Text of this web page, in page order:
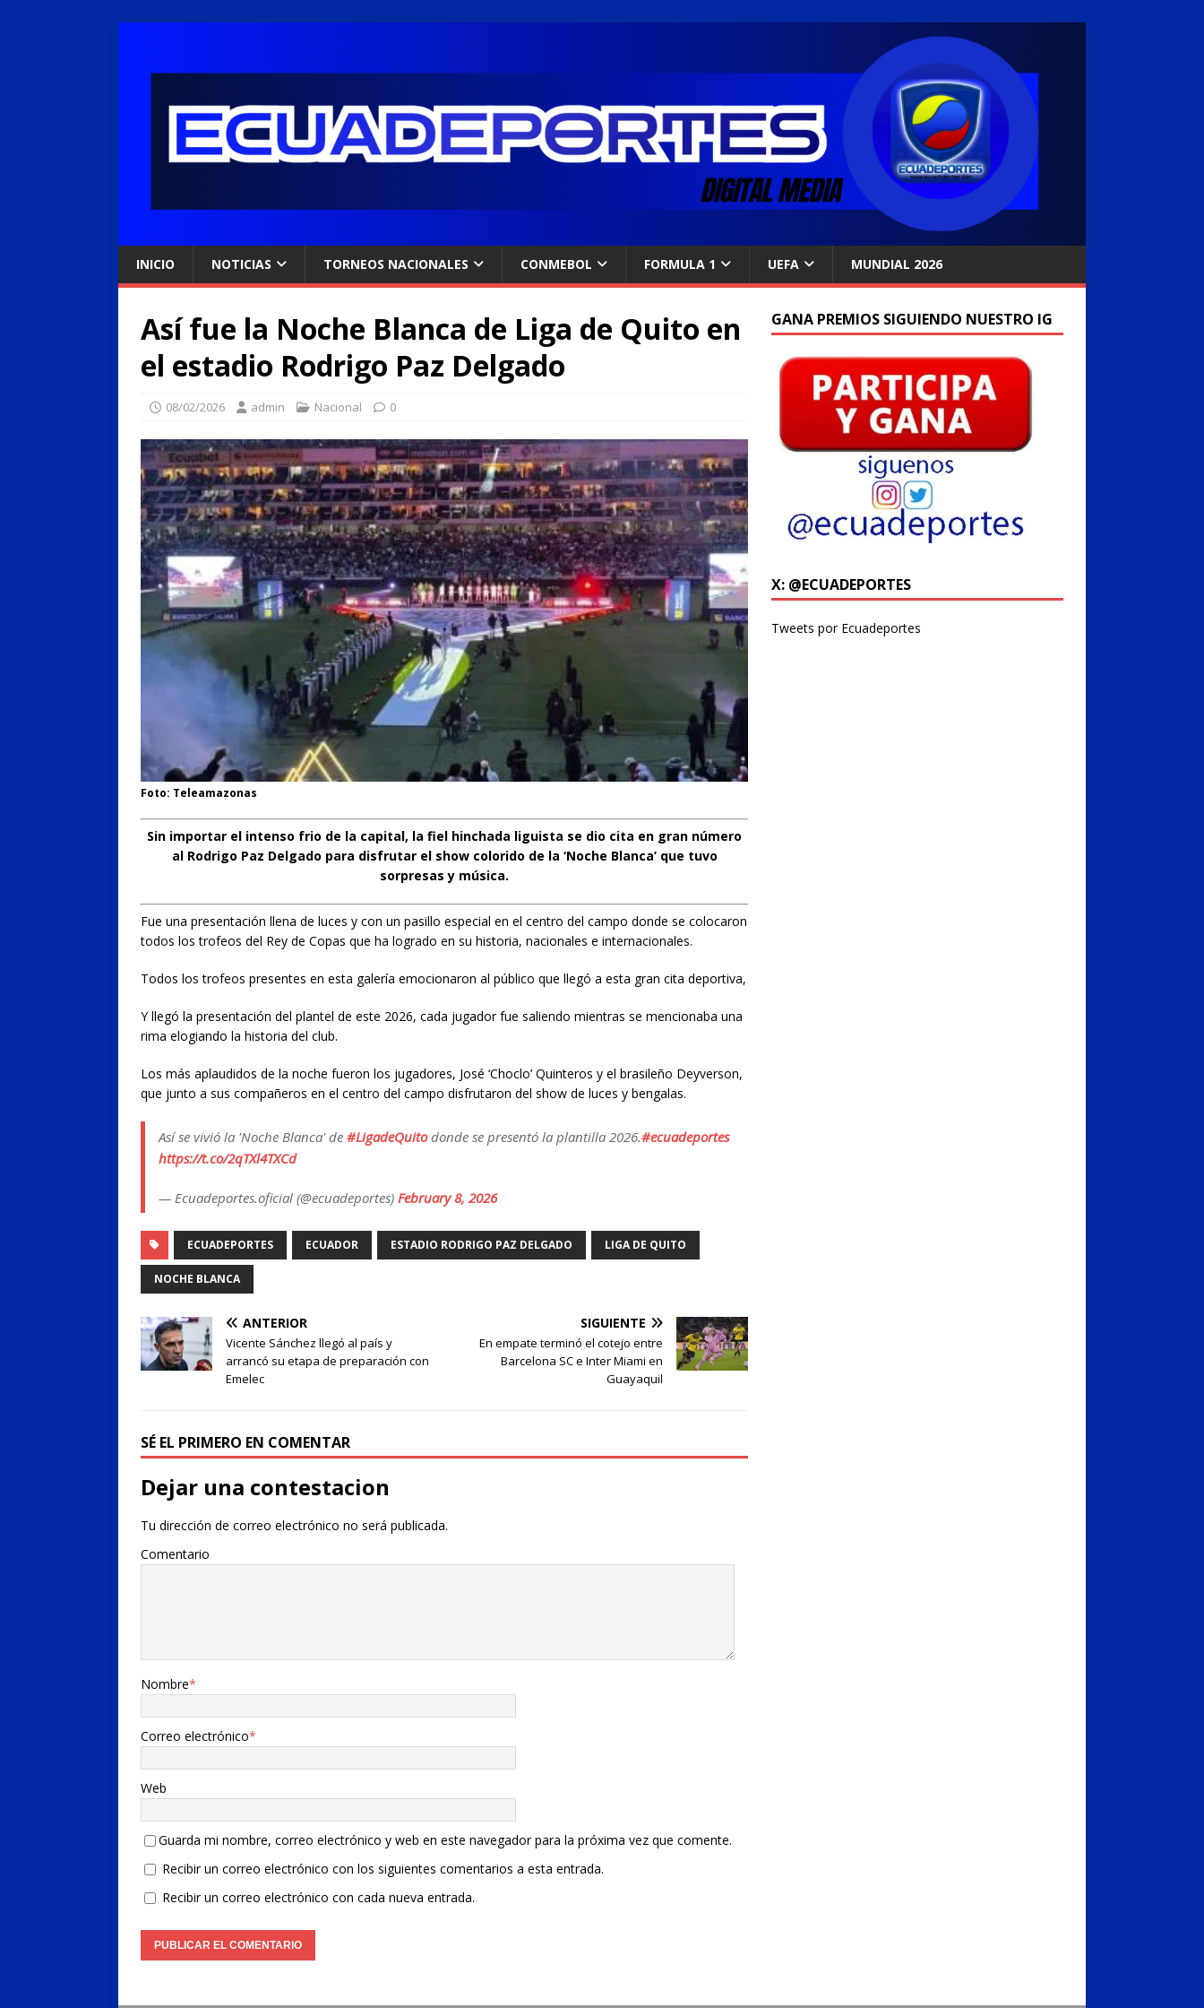
INICIO NOTICIAS TORNEOS NACIONALES CONMEBOL FORMULA 1 UEFA MUNDIAL 2026
Así fue la Noche Blanca de Liga de Quito en
el estadio Rodrigo Paz Delgado
08/02/2026 admin Nacional 0
Foto: Teleamazonas
Sin importar el intenso frio de la capital, la fiel hinchada liguista se dio cita en gran número
al Rodrigo Paz Delgado para disfrutar el show colorido de la ‘Noche Blanca’ que tuvo
sorpresas y música.
Fue una presentación llena de luces y con un pasillo especial en el centro del campo donde se colocaron
todos los trofeos del Rey de Copas que ha logrado en su historia, nacionales e internacionales.
Todos los trofeos presentes en esta galería emocionaron al público que llegó a esta gran cita deportiva,
Y llegó la presentación del plantel de este 2026, cada jugador fue saliendo mientras se mencionaba una
rima elogiando la historia del club.
Los más aplaudidos de la noche fueron los jugadores, José ‘Choclo’ Quinteros y el brasileño Deyverson,
que junto a sus compañeros en el centro del campo disfrutaron del show de luces y bengalas.
Así se vivió la 'Noche Blanca' de #LigadeQuitodonde se presentó la plantilla 2026.#ecuadeportes
https://t.co/2qTXl4TXCd
— Ecuadeportes.oficial (@ecuadeportes) February 8, 2026
ECUADEPORTES ECUADOR ESTADIO RODRIGO PAZ DELGADO LIGA DE QUITO
NOCHE BLANCA
ANTERIOR
Vicente Sánchez llegó al país y
arrancó su etapa de preparación con
Emelec
SIGUIENTE
En empate terminó el cotejo entre
Barcelona SC e Inter Miami en
Guayaquil
SÉ EL PRIMERO EN COMENTAR
Dejar una contestacion
Tu dirección de correo electrónico no será publicada.
Comentario
Nombre*
Correo electrónico*
Web
Guarda mi nombre, correo electrónico y web en este navegador para la próxima vez que comente.
Recibir un correo electrónico con los siguientes comentarios a esta entrada.
Recibir un correo electrónico con cada nueva entrada.
GANA PREMIOS SIGUIENDO NUESTRO IG
X: @ECUADEPORTES
Tweets por Ecuadeportes